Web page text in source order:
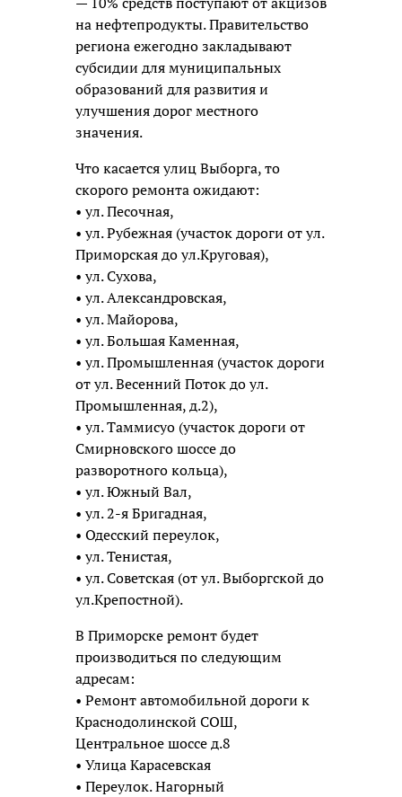
на нефтепродукты. Правительство
региона ежегодно закладывают
субсидии для муниципальных
образований для развития и
улучшения дорог местного
значения.
Что касается улиц Выборга, то
скорого ремонта ожидают:
• ул. Песочная,
• ул. Рубежная (участок дороги от ул.
Приморская до ул.Круговая),
• ул. Сухова,
• ул. Александровская,
• ул. Майорова,
• ул. Большая Каменная,
• ул. Промышленная (участок дороги
от ул. Весенний Поток до ул.
Промышленная, д.2),
• ул. Таммисуо (участок дороги от
Смирновского шоссе до
разворотного кольца),
• ул. Южный Вал,
• ул. 2-я Бригадная,
• Одесский переулок,
• ул. Тенистая,
• ул. Советская (от ул. Выборгской до
ул.Крепостной).
В Приморске ремонт будет
производиться по следующим
адресам:
• Ремонт автомобильной дороги к
Краснодолинской СОШ,
Центральное шоссе д.8
• Улица Карасевская
• Переулок. Нагорный